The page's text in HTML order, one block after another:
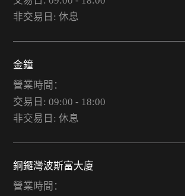
非交易日: 休息
金鐘
營業時間：
交易日: 09:00 - 18:00
非交易日: 休息
銅鑼灣波斯富大廈
營業時間：